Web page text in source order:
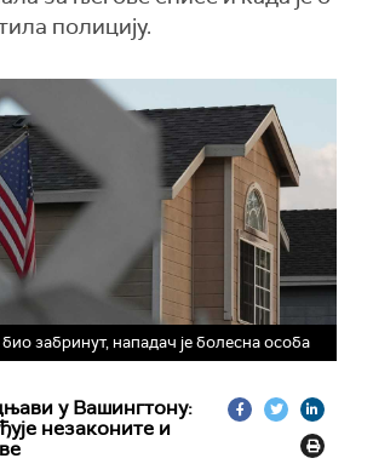
полицију.
забринут, нападач је болесна особа
у Вашингтону:
незаконите и